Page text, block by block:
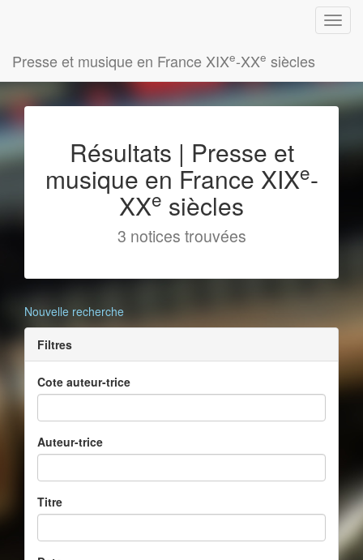
Presse et musique en France XIXe-XXe siècles
Résultats | Presse et
musique en France XIXe-
XXe siècles
3 notices trouvées
Nouvelle recherche
Filtres
Cote auteur-trice
Auteur-trice
Titre